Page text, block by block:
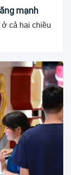
mạnh
cả hai chiều